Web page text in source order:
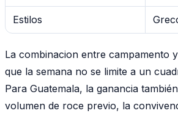
Estilos
La combinacion entre campamento
que la semana no se limite a un
Para Guatemala, la ganancia
volumen de roce previo, la